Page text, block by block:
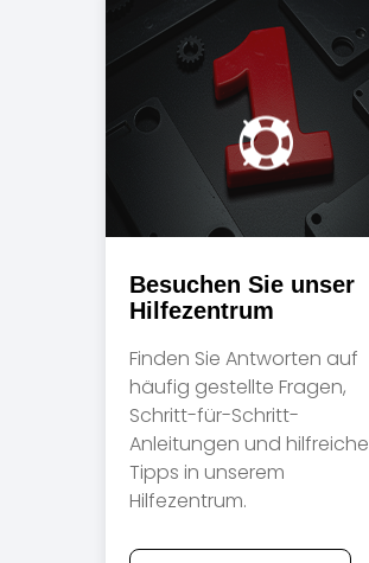
Besuchen Sie unser
Hilfezentrum
Finden Sie Antworten auf
häufig gestellte Fragen,
Schritt-für-Schritt-
Anleitungen und hilfreiche
Tipps in unserem
Hilfezentrum.